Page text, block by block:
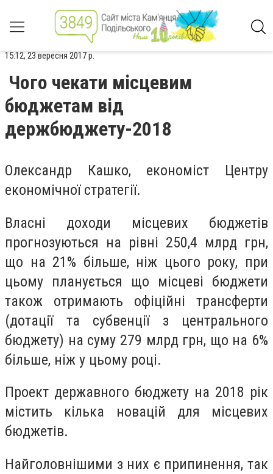
15:12, 23 вересня 2017 р.
Чого чекати місцевим
бюджетам від
держбюджету-2018
Олександр Кашко, економіст Центру
економічної стратегії.
Власні доходи місцевих бюджетів
прогнозуються на рівні 250,4 млрд грн,
що на 21% більше, ніж цього року, при
цьому планується що місцеві бюджети
також отримають офіційні трансферти
(дотації та субвенції з центрального
бюджету) на суму 279 млрд грн, що на 6%
більше, ніж у цьому році.
Проект державного бюджету на 2018 рік
містить кілька новацій для місцевих
бюджетів.
Найголовнішими з них є припинення, так